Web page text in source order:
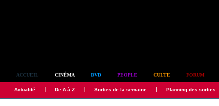
ACCUEIL CINÉMA DVD PEOPLE CULTE FORUM
Actualité De A à Z Sorties de la semaine Planning des sorties